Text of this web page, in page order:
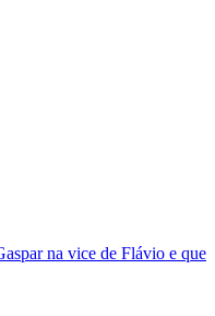
e quer superar críticas